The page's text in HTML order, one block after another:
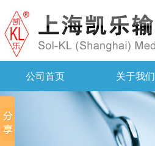
公司首页 关于我们